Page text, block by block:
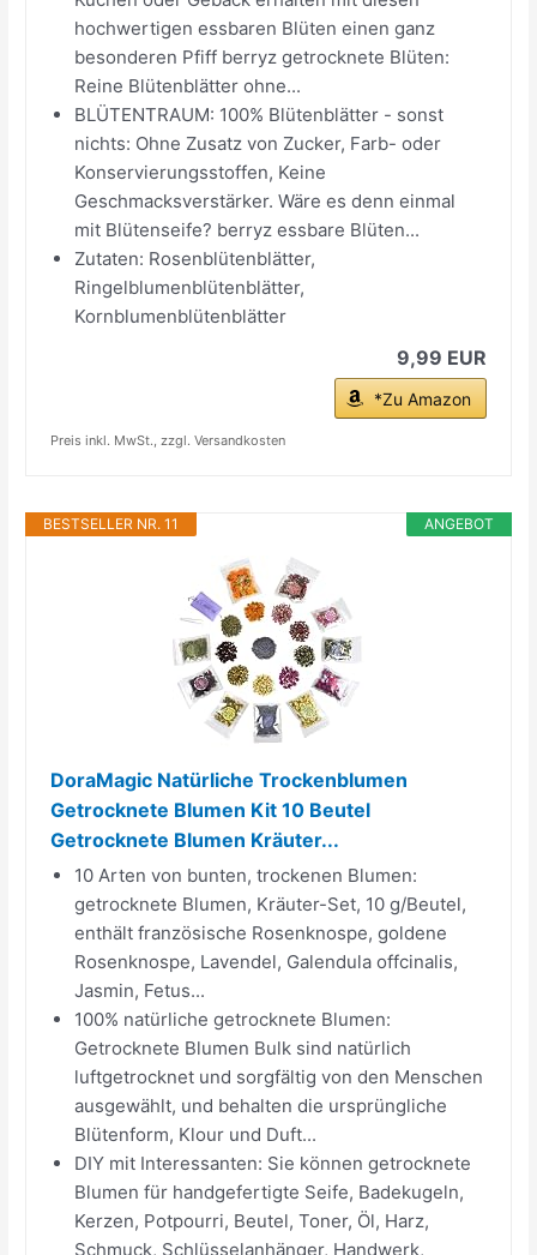
hochwertigen essbaren Blüten einen ganz
besonderen Pfiff berryz getrocknete Blüten:
Reine Blütenblätter ohne...
BLÜTENTRAUM: 100% Blütenblätter - sonst
nichts: Ohne Zusatz von Zucker, Farb- oder
Konservierungsstoffen, Keine
Geschmacksverstärker. Wäre es denn einmal
mit Blütenseife? berryz essbare Blüten...
Zutaten: Rosenblütenblätter,
Ringelblumenblütenblätter,
Kornblumenblütenblätter
9,99 EUR
*Zu Amazon
Preis inkl. MwSt., zzgl. Versandkosten
ANGEBOT
BESTSELLER NR. 11
DoraMagic Natürliche Trockenblumen
Getrocknete Blumen Kit 10 Beutel
Getrocknete Blumen Kräuter...
10 Arten von bunten, trockenen Blumen:
getrocknete Blumen, Kräuter-Set, 10 g/Beutel,
enthält französische Rosenknospe, goldene
Rosenknospe, Lavendel, Galendula offcinalis,
Jasmin, Fetus...
100% natürliche getrocknete Blumen:
Getrocknete Blumen Bulk sind natürlich
luftgetrocknet und sorgfältig von den Menschen
ausgewählt, und behalten die ursprüngliche
Blütenform, Klour und Duft...
DIY mit Interessanten: Sie können getrocknete
Blumen für handgefertigte Seife, Badekugeln,
Kerzen, Potpourri, Beutel, Toner, Öl, Harz,
Schmuck, Schlüsselanhänger, Handwerk,